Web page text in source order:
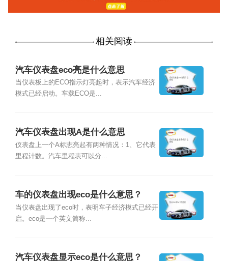
相关阅读
汽车仪表盘eco亮是什么意思
当仪表板上的ECO指示灯亮起时，表示汽车经济
模式已经启动。车载ECO是...
汽车仪表盘出现A是什么意思
仪表盘上一个A标志亮起有两种情况：1、它代表
里程计数。汽车里程表可以分...
车的仪表盘出现eco是什么意思？
当仪表盘出现了eco时，表明车子经济模式已经开
启。eco是一个英文简称...
汽车仪表盘显示eco是什么意思？